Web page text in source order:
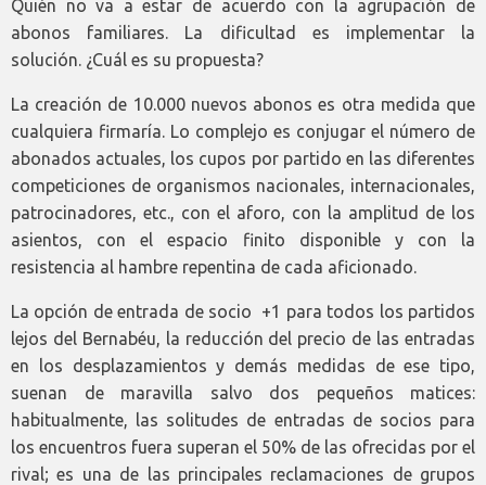
Quién no va a estar de acuerdo con la agrupación de
abonos familiares. La dificultad es implementar la
solución. ¿Cuál es su propuesta?
La creación de 10.000 nuevos abonos es otra medida que
cualquiera firmaría. Lo complejo es conjugar el número de
abonados actuales, los cupos por partido en las diferentes
competiciones de organismos nacionales, internacionales,
patrocinadores, etc., con el aforo, con la amplitud de los
asientos, con el espacio finito disponible y con la
resistencia al hambre repentina de cada aficionado.
La opción de entrada de socio +1 para todos los partidos
lejos del Bernabéu, la reducción del precio de las entradas
en los desplazamientos y demás medidas de ese tipo,
suenan de maravilla salvo dos pequeños matices:
habitualmente, las solitudes de entradas de socios para
los encuentros fuera superan el 50% de las ofrecidas por el
rival; es una de las principales reclamaciones de grupos